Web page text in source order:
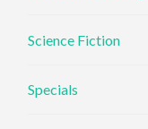
Science Fiction
Specials